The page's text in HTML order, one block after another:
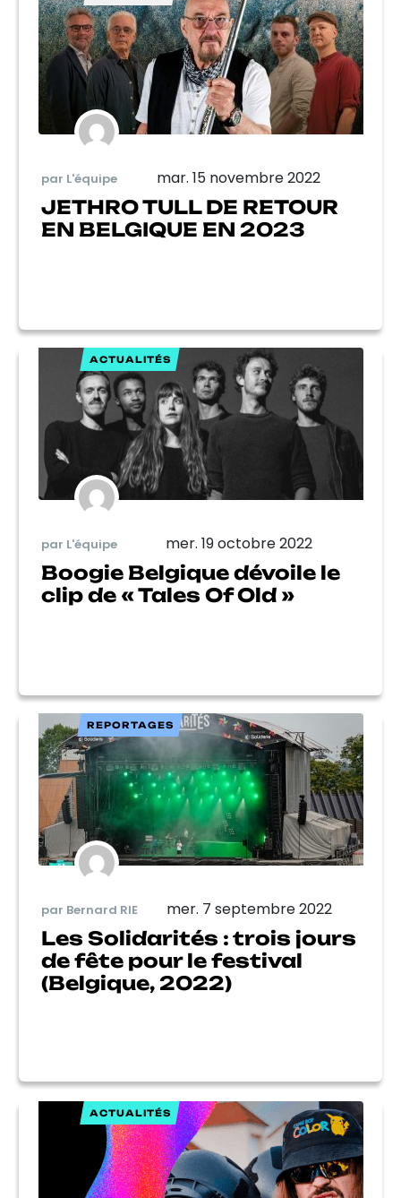
par L'équipe mar. 15 novembre 2022
JETHRO TULL DE RETOUR
EN BELGIQUE EN 2023
ACTUALITÉS
par L'équipe mer. 19 octobre 2022
Boogie Belgique dévoile le
clip de « Tales Of Old »
REPORTAGES
par Bernard RIE mer. 7 septembre 2022
Les Solidarités : trois jours
de fête pour le festival
(Belgique, 2022)
ACTUALITÉS